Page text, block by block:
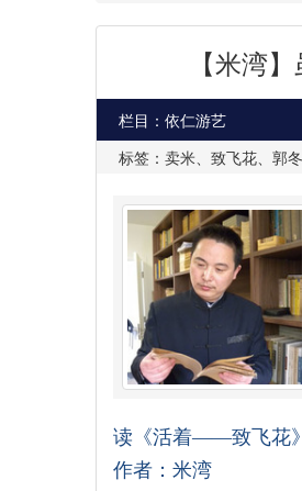
【米湾
栏目：依仁游艺
标签：卖米、致飞花、郭
读《活着——致飞花》
作者：米湾